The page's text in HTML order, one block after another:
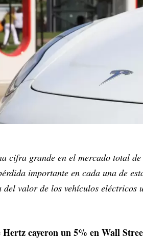
cifra grande en el mercado total
importante en cada una de
valor de los vehículos eléctricos
Hertz cayeron un 5% en Wall